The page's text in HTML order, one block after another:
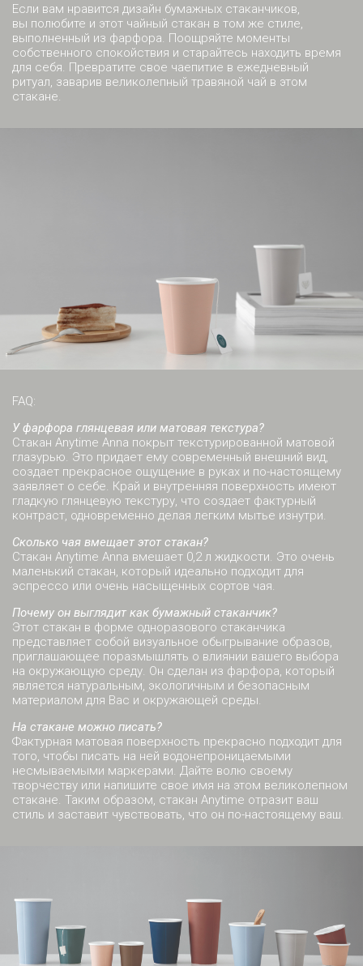
Если вам нравится дизайн бумажных стаканчиков,
вы полюбите и этот чайный стакан в том же стиле,
выполненный из фарфора. Поощряйте моменты
собственного спокойствия и старайтесь находить время
для себя. Превратите свое чаепитие в ежедневный
ритуал, заварив великолепный травяной чай в этом
стакане.
FAQ:
У фарфора глянцевая или матовая текстура?
Стакан Anytime Anna покрыт текстурированной матовой
глазурью. Это придает ему современный внешний вид,
создает прекрасное ощущение в руках и по-настоящему
заявляет о себе. Край и внутренняя поверхность имеют
гладкую глянцевую текстуру, что создает фактурный
контраст, одновременно делая легким мытье изнутри.
Сколько чая вмещает этот стакан?
Стакан Anytime Anna вмешает 0,2 л жидкости. Это очень
маленький стакан, который идеально подходит для
эспрессо или очень насыщенных сортов чая.
Почему он выглядит как бумажный стаканчик?
Этот стакан в форме одноразового стаканчика
представляет собой визуальное обыгрывание образов,
приглашающее поразмышлять о влиянии вашего выбора
на окружающую среду. Он сделан из фарфора, который
является натуральным, экологичным и безопасным
материалом для Вас и окружающей среды.
На стакане можно писать?
Фактурная матовая поверхность прекрасно подходит для
того, чтобы писать на ней водонепроницаемыми
несмываемыми маркерами. Дайте волю своему
творчеству или напишите свое имя на этом великолепном
стакане. Таким образом, стакан Anytime отразит ваш
стиль и заставит чувствовать, что он по-настоящему ваш.